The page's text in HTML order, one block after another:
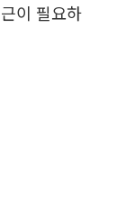
이 필요하